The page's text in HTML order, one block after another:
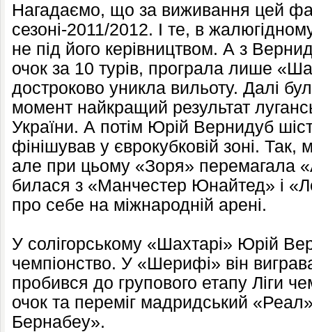
Нагадаємо, що за виживання цей
сезоні-2011/2012. І те, в
не під його керівництвом. А з
очок за 10 турів, програла лише
достроково уникла вильоту. Далі
момент найкращий результат
України. А потім Юрій Вернидуб
фінішував у єврокубковій зоні.
але при цьому «Зоря» перемагала
билася з «Манчестер Юнайтед» і
про себе на міжнародній арені.
У солігорському «Шахтарі» Юрій
чемпіонство. У «Шерифі» він
пробився до групового етапу Ліги
очок та переміг мадридський
Бернабеу».